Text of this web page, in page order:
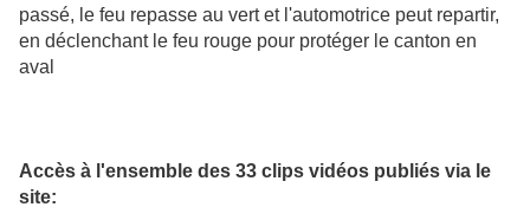
passé, le feu repasse au vert et l'automotrice peut repartir,
en déclenchant le feu rouge pour protéger le canton en
aval
Accès à l'ensemble des 33 clips vidéos publiés via le
site: